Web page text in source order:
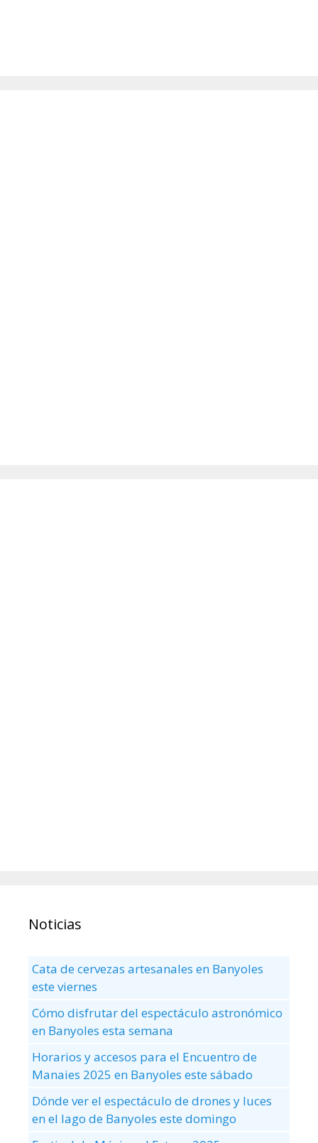
Noticias
Cata de cervezas artesanales en Banyoles
este viernes
Cómo disfrutar del espectáculo astronómico
en Banyoles esta semana
Horarios y accesos para el Encuentro de
Manaies 2025 en Banyoles este sábado
Dónde ver el espectáculo de drones y luces
en el lago de Banyoles este domingo